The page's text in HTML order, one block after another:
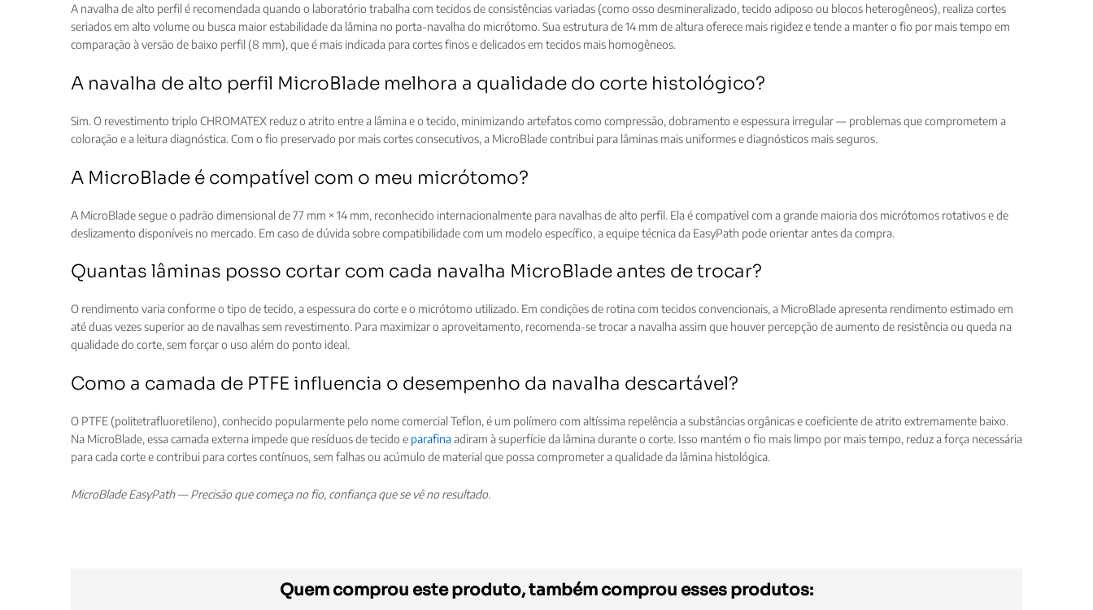
A navalha de alto perfil é recomendada quando o laboratório trabalha com tecidos de consistências variadas (como osso desmineralizado, tecido adiposo ou blocos heterogêneos), realiza cortes
seriados em alto volume ou busca maior estabilidade da lâmina no porta-navalha do micrótomo. Sua estrutura de 14 mm de altura oferece mais rigidez e tende a manter o fio por mais tempo em
comparação à versão de baixo perfil (8 mm), que é mais indicada para cortes finos e delicados em tecidos mais homogêneos.
A navalha de alto perfil MicroBlade melhora a qualidade do corte histológico?
Sim. O revestimento triplo CHROMATEX reduz o atrito entre a lâmina e o tecido, minimizando artefatos como compressão, dobramento e espessura irregular — problemas que comprometem a
coloração e a leitura diagnóstica. Com o fio preservado por mais cortes consecutivos, a MicroBlade contribui para lâminas mais uniformes e diagnósticos mais seguros.
A MicroBlade é compatível com o meu micrótomo?
A MicroBlade segue o padrão dimensional de 77 mm × 14 mm, reconhecido internacionalmente para navalhas de alto perfil. Ela é compatível com a grande maioria dos micrótomos rotativos e de
deslizamento disponíveis no mercado. Em caso de dúvida sobre compatibilidade com um modelo específico, a equipe técnica da EasyPath pode orientar antes da compra.
Quantas lâminas posso cortar com cada navalha MicroBlade antes de trocar?
O rendimento varia conforme o tipo de tecido, a espessura do corte e o micrótomo utilizado. Em condições de rotina com tecidos convencionais, a MicroBlade apresenta rendimento estimado em
até duas vezes superior ao de navalhas sem revestimento. Para maximizar o aproveitamento, recomenda-se trocar a navalha assim que houver percepção de aumento de resistência ou queda na
qualidade do corte, sem forçar o uso além do ponto ideal.
Como a camada de PTFE influencia o desempenho da navalha descartável?
O PTFE (politetrafluoretileno), conhecido popularmente pelo nome comercial Teflon, é um polímero com altíssima repelência a substâncias orgânicas e coeficiente de atrito extremamente baixo.
Na MicroBlade, essa camada externa impede que resíduos de tecido e parafinaadiram à superfície da lâmina durante o corte. Isso mantém o fio mais limpo por mais tempo, reduz a força necessária
para cada corte e contribui para cortes contínuos, sem falhas ou acúmulo de material que possa comprometer a qualidade da lâmina histológica.
MicroBlade EasyPath — Precisão que começa no fio, confiança que se vê no resultado.
Quem comprou este produto, também comprou esses produtos: